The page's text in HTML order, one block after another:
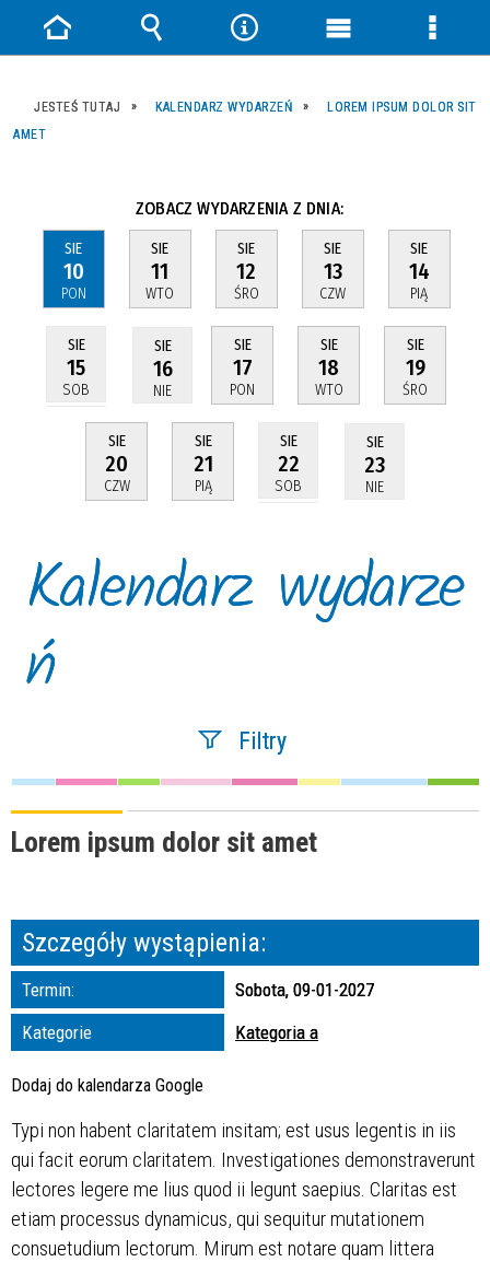
JESTEŚ TUTAJ KALENDARZ WYDARZEŃ
LOREM IPSUM DOLOR SIT
AMET
ZOBACZ WYDARZENIA Z DNIA:
SIE
10
PON
SIE
11
WTO
SIE
12
ŚRO
SIE
13
CZW
SIE
14
PIĄ
SIE
15
SOB
SIE
16
NIE
SIE
17
PON
SIE
18
WTO
SIE
19
ŚRO
SIE
20
CZW
SIE
21
PIĄ
SIE
22
SOB
SIE
23
NIE
Kalendarz wydarze
ń
Filtry
Trwające w
zakresie
Miejsce
Organizator
Lorem ipsum dolor sit amet
Szczegóły wystąpienia:
Termin:
Sobota, 09-01-2027
Kategorie
Kategoria a
Dodaj do kalendarza Google
Typi non habent claritatem insitam; est usus legentis in iis
qui facit eorum claritatem. Investigationes demonstraverunt
lectores legere me lius quod ii legunt saepius. Claritas est
etiam processus dynamicus, qui sequitur mutationem
consuetudium lectorum. Mirum est notare quam littera
Strona
główna
Wyszukiwarka
NarzędziaMenu
Menu